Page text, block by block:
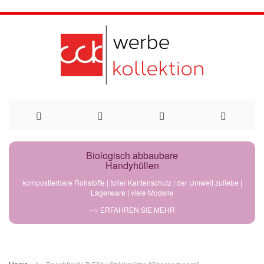
Direkt
Biologisch abbaubare
Handyhüllen
kompostierbare Rohstoffe | toller Kantenschutz | der Umwelt zuliebe |
Lagerware | viele Modelle
--> ERFAHREN SIE MEHR